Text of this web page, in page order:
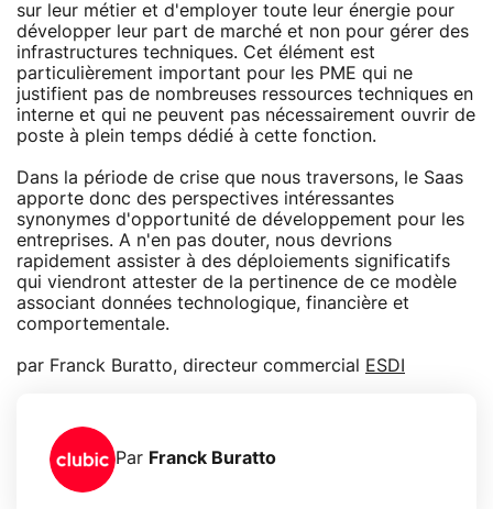
sur leur métier et d'employer toute leur énergie pour
développer leur part de marché et non pour gérer des
infrastructures techniques. Cet élément est
particulièrement important pour les PME qui ne
justifient pas de nombreuses ressources techniques en
interne et qui ne peuvent pas nécessairement ouvrir de
poste à plein temps dédié à cette fonction.
Dans la période de crise que nous traversons, le Saas
apporte donc des perspectives intéressantes
synonymes d'opportunité de développement pour les
entreprises. A n'en pas douter, nous devrions
rapidement assister à des déploiements significatifs
qui viendront attester de la pertinence de ce modèle
associant données technologique, financière et
comportementale.
par Franck Buratto, directeur commercial ESDI
Par Franck Buratto